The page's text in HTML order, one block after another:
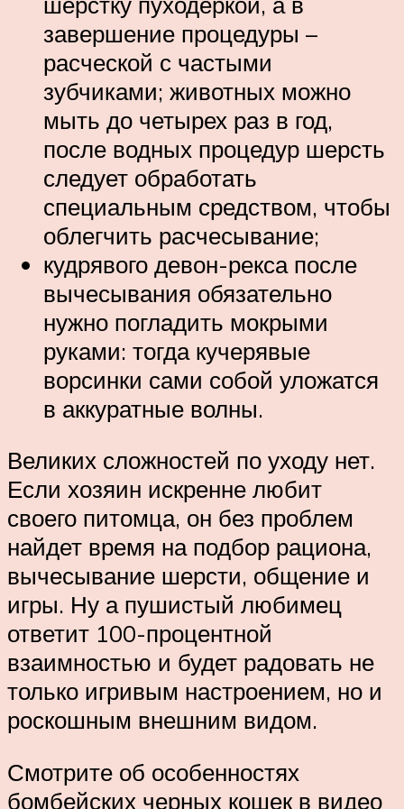
завершение процедуры –
расческой с частыми
зубчиками; животных можно
мыть до четырех раз в год,
после водных процедур шерсть
следует обработать
специальным средством, чтобы
облегчить расчесывание;
кудрявого девон-рекса после
вычесывания обязательно
нужно погладить мокрыми
руками: тогда кучерявые
ворсинки сами собой уложатся
в аккуратные волны.
Великих сложностей по уходу нет.
Если хозяин искренне любит
своего питомца, он без проблем
найдет время на подбор рациона,
вычесывание шерсти, общение и
игры. Ну а пушистый любимец
ответит 100-процентной
взаимностью и будет радовать не
только игривым настроением, но и
роскошным внешним видом.
Смотрите об особенностях
бомбейских черных кошек в видео